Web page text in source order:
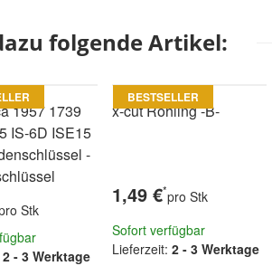
folgende Artikel:
1957 1739
IS-6D ISE15
-
Stk
2 - 3 Werktage
BESTSELLER
x-cut Rohling -B-
1,49 €*pro Stk
Sofort verfügbar
Lieferzeit: 2 - 3 Werktage